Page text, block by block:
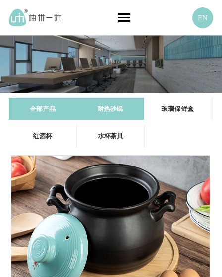
EN
全部产品 耐热砂锅 玻璃保鲜盒
红酒杯 水杯茶具